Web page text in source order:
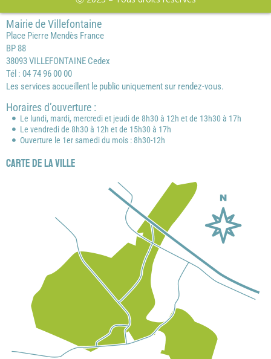
Mairie de Villefontaine
Place Pierre Mendès France
BP 88
38093 VILLEFONTAINE Cedex
Tél : 04 74 96 00 00
Les services accueillent le public uniquement sur rendez-vous.
Horaires d’ouverture :
Le lundi, mardi, mercredi et jeudi de 8h30 à 12h et de 13h30 à 17h
Le vendredi de 8h30 à 12h et de 15h30 à 17h
Ouverture le 1er samedi du mois : 8h30-12h
Carte de la ville